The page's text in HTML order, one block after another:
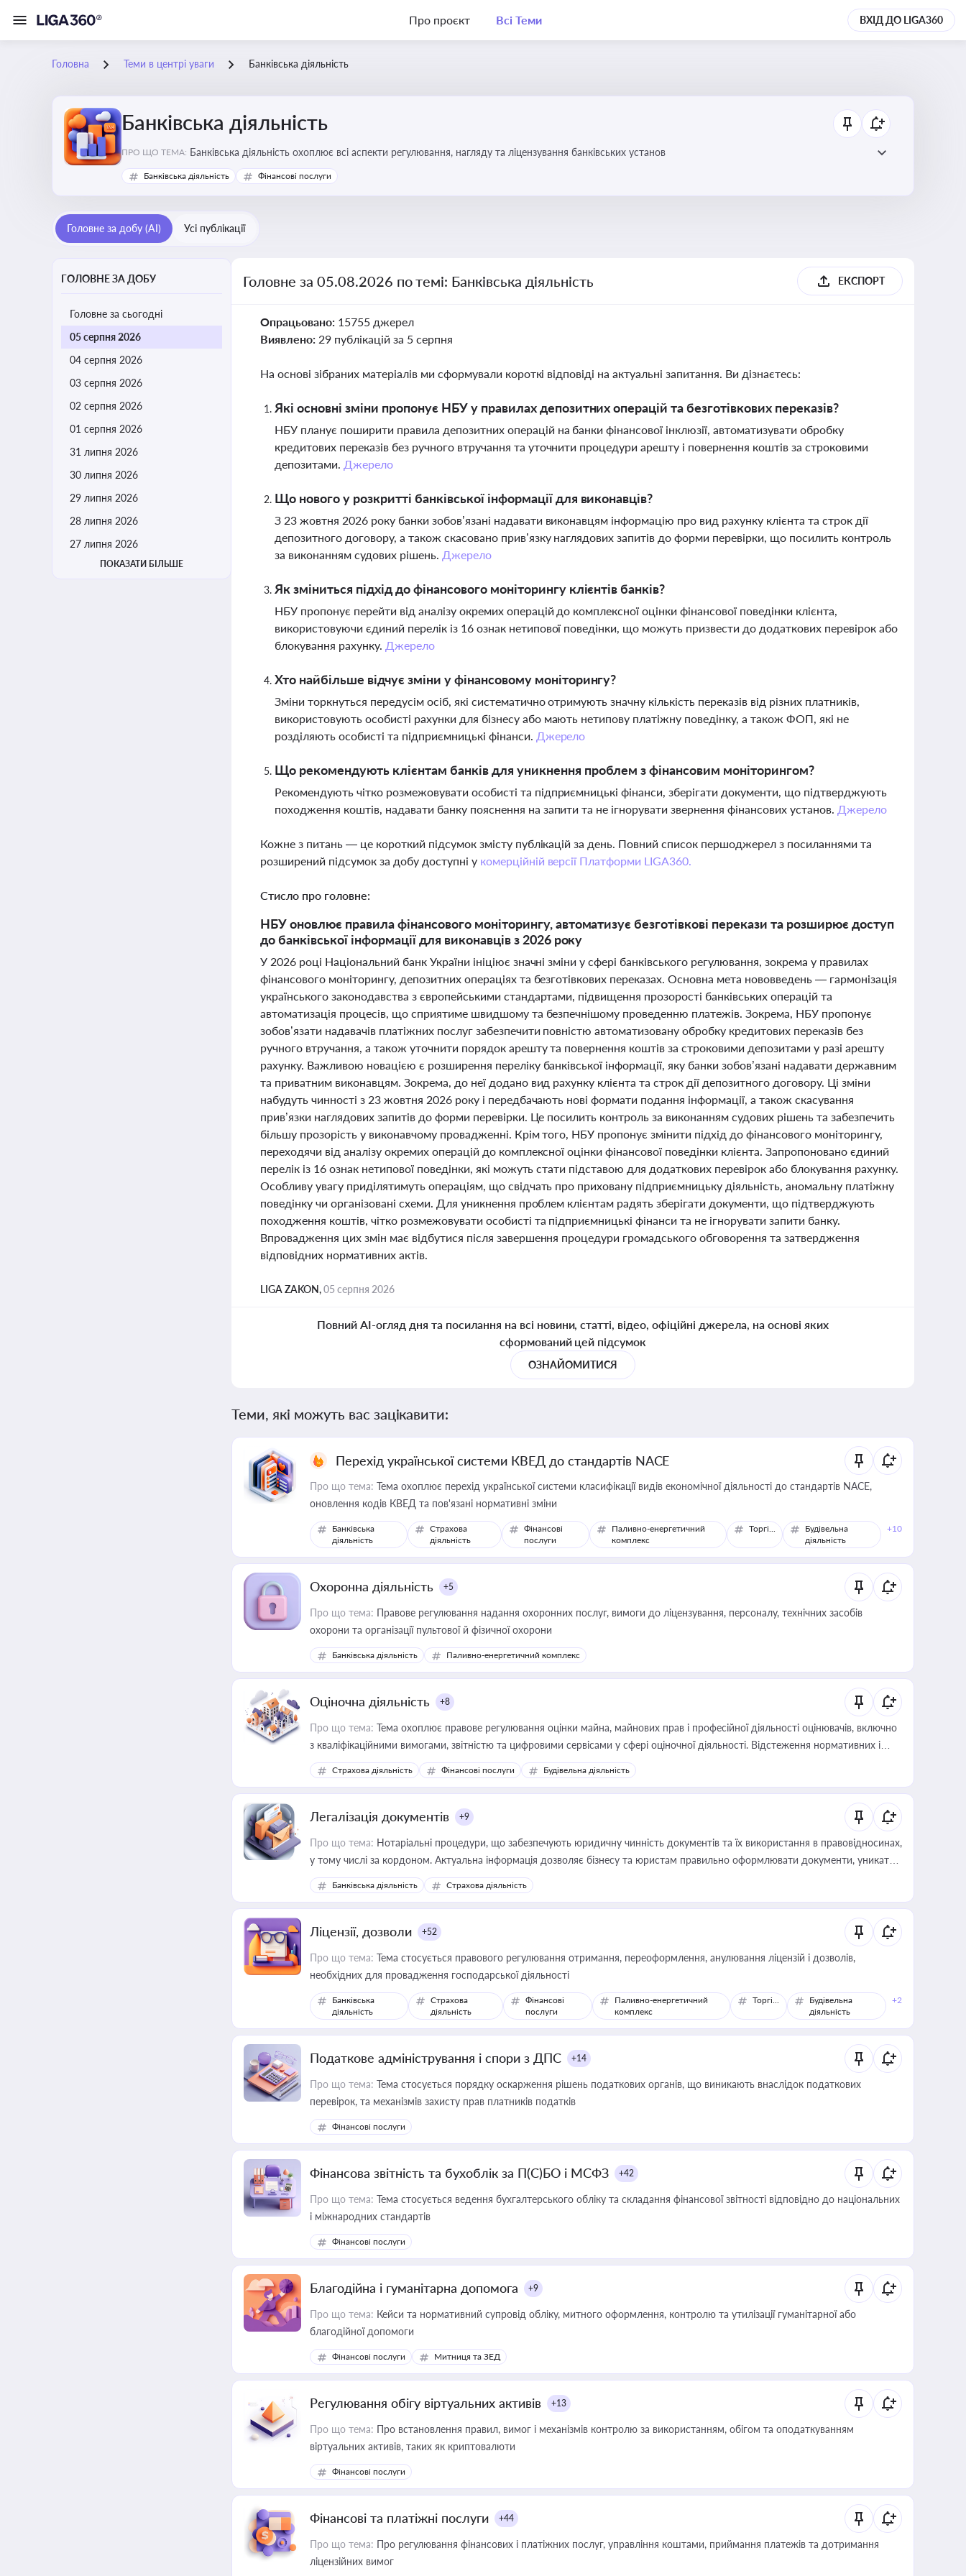
Про проєкт Всі Теми ВХІД ДО LIGA360
Головна Теми в центрі уваги Банківська діяльність
Банківська діяльність
ПРО ЩО ТЕМА: Банківська діяльність охоплює всі аспекти регулювання, нагляду та ліцензування банківських установ
Банківська діяльність Фінансові послуги
Головне за добу (AI) Усі публікації
ГОЛОВНЕ ЗА ДОБУ
Головне за сьогодні
05 серпня 2026
04 серпня 2026
03 серпня 2026
02 серпня 2026
01 серпня 2026
31 липня 2026
30 липня 2026
29 липня 2026
28 липня 2026
27 липня 2026
ПОКАЗАТИ БІЛЬШЕ
Головне за 05.08.2026 по темі: Банківська діяльність ЕКСПОРТ
Опрацьовано: 15755 джерел
Виявлено: 29 публікацій за 5 серпня
На основі зібраних матеріалів ми сформували короткі відповіді на актуальні запитання. Ви дізнаєтесь:
Які основні зміни пропонує НБУ у правилах депозитних операцій та безготівкових переказів?
НБУ планує поширити правила депозитних операцій на банки фінансової інклюзії, автоматизувати обробку
кредитових переказів без ручного втручання та уточнити процедури арешту і повернення коштів за строковими
депозитами. Джерело
Що нового у розкритті банківської інформації для виконавців?
З 23 жовтня 2026 року банки зобов’язані надавати виконавцям інформацію про вид рахунку клієнта та строк дії
депозитного договору, а також скасовано прив’язку наглядових запитів до форми перевірки, що посилить контроль
за виконанням судових рішень. Джерело
Як зміниться підхід до фінансового моніторингу клієнтів банків?
НБУ пропонує перейти від аналізу окремих операцій до комплексної оцінки фінансової поведінки клієнта,
використовуючи єдиний перелік із 16 ознак нетипової поведінки, що можуть призвести до додаткових перевірок або
блокування рахунку. Джерело
Хто найбільше відчує зміни у фінансовому моніторингу?
Зміни торкнуться передусім осіб, які систематично отримують значну кількість переказів від різних платників,
використовують особисті рахунки для бізнесу або мають нетипову платіжну поведінку, а також ФОП, які не
розділяють особисті та підприємницькі фінанси. Джерело
Що рекомендують клієнтам банків для уникнення проблем з фінансовим моніторингом?
Рекомендують чітко розмежовувати особисті та підприємницькі фінанси, зберігати документи, що підтверджують
походження коштів, надавати банку пояснення на запити та не ігнорувати звернення фінансових установ. Джерело
Кожне з питань — це короткий підсумок змісту публікацій за день. Повний список першоджерел з посиланнями та
розширений підсумок за добу доступні у комерційній версії Платформи LIGA360.
Стисло про головне:
НБУ оновлює правила фінансового моніторингу, автоматизує безготівкові перекази та розширює доступ
до банківської інформації для виконавців з 2026 року
У 2026 році Національний банк України ініціює значні зміни у сфері банківського регулювання, зокрема у правилах
фінансового моніторингу, депозитних операціях та безготівкових переказах. Основна мета нововведень — гармонізація
українського законодавства з європейськими стандартами, підвищення прозорості банківських операцій та
автоматизація процесів, що сприятиме швидшому та безпечнішому проведенню платежів. Зокрема, НБУ пропонує
зобов’язати надавачів платіжних послуг забезпечити повністю автоматизовану обробку кредитових переказів без
ручного втручання, а також уточнити порядок арешту та повернення коштів за строковими депозитами у разі арешту
рахунку. Важливою новацією є розширення переліку банківської інформації, яку банки зобов’язані надавати державним
та приватним виконавцям. Зокрема, до неї додано вид рахунку клієнта та строк дії депозитного договору. Ці зміни
набудуть чинності з 23 жовтня 2026 року і передбачають нові формати подання інформації, а також скасування
прив’язки наглядових запитів до форми перевірки. Це посилить контроль за виконанням судових рішень та забезпечить
більшу прозорість у виконавчому провадженні. Крім того, НБУ пропонує змінити підхід до фінансового моніторингу,
переходячи від аналізу окремих операцій до комплексної оцінки фінансової поведінки клієнта. Запропоновано єдиний
перелік із 16 ознак нетипової поведінки, які можуть стати підставою для додаткових перевірок або блокування рахунку.
Особливу увагу приділятимуть операціям, що свідчать про приховану підприємницьку діяльність, аномальну платіжну
поведінку чи організовані схеми. Для уникнення проблем клієнтам радять зберігати документи, що підтверджують
походження коштів, чітко розмежовувати особисті та підприємницькі фінанси та не ігнорувати запити банку.
Впровадження цих змін має відбутися після завершення процедури громадського обговорення та затвердження
відповідних нормативних актів.
LIGA ZAKON,05 серпня 2026
Повний AI-огляд дня та посилання на всі новини, статті, відео, офіційні джерела, на основі яких
сформований цей підсумок
ОЗНАЙОМИТИСЯ
Теми, які можуть вас зацікавити:
Перехід української системи КВЕД до стандартів NACE
Про що тема: Тема охоплює перехід української системи класифікації видів економічної діяльності до стандартів NACE,
оновлення кодів КВЕД та пов'язані нормативні зміни
Банківська
діяльність
Страхова
діяльність
Фінансові
послуги
Паливно-енергетичний
комплекс
Торгівля
Будівельна
діяльність
+10
Охоронна діяльність +5
Про що тема: Правове регулювання надання охоронних послуг, вимоги до ліцензування, персоналу, технічних засобів
охорони та організації пультової й фізичної охорони
Банківська діяльність Паливно-енергетичний комплекс
Оціночна діяльність +8
Про що тема: Тема охоплює правове регулювання оцінки майна, майнових прав і професійної діяльності оцінювачів, включно
з кваліфікаційними вимогами, звітністю та цифровими сервісами у сфері оціночної діяльності. Відстеження нормативних і
медійних змін у цій сфері корисне для власника бізнесу, керівника, юриста або бухгалтера під час оподаткування,
приватизації, оренди державного майна, корпоративних угод і перевірки статусу суб'єктів оціночної діяльності
Страхова діяльність Фінансові послуги Будівельна діяльність
Легалізація документів +9
Про що тема: Нотаріальні процедури, що забезпечують юридичну чинність документів та їх використання в правовідносинах,
у тому числі за кордоном. Актуальна інформація дозволяє бізнесу та юристам правильно оформлювати документи, уникати
ризиків недійсності та забезпечувати їх належне прийняття органами влади та контрагентами
Банківська діяльність Страхова діяльність
Ліцензії, дозволи +52
Про що тема: Тема стосується правового регулювання отримання, переоформлення, анулювання ліцензій і дозволів,
необхідних для провадження господарської діяльності
Банківська
діяльність
Страхова
діяльність
Фінансові
послуги
Паливно-енергетичний
комплекс
Торгівля
Будівельна
діяльність
+2
Податкове адміністрування і спори з ДПС +14
Про що тема: Тема стосується порядку оскарження рішень податкових органів, що виникають внаслідок податкових
перевірок, та механізмів захисту прав платників податків
Фінансові послуги
Фінансова звітність та бухоблік за П(С)БО і МСФЗ +42
Про що тема: Тема стосується ведення бухгалтерського обліку та складання фінансової звітності відповідно до національних
і міжнародних стандартів
Фінансові послуги
Благодійна і гуманітарна допомога +9
Про що тема: Кейси та нормативний супровід обліку, митного оформлення, контролю та утилізації гуманітарної або
благодійної допомоги
Фінансові послуги Митниця та ЗЕД
Регулювання обігу віртуальних активів +13
Про що тема: Про встановлення правил, вимог і механізмів контролю за використанням, обігом та оподаткуванням
віртуальних активів, таких як криптовалюти
Фінансові послуги
Фінансові та платіжні послуги +44
Про що тема: Про регулювання фінансових і платіжних послуг, управління коштами, приймання платежів та дотримання
ліцензійних вимог